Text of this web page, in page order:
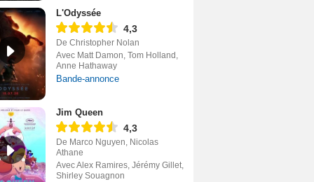
L'Odyssée
4,3
De Christopher Nolan
Avec Matt Damon, Tom Holland,
Anne Hathaway
Bande-annonce
Jim Queen
4,3
De Marco Nguyen, Nicolas
Athane
Avec Alex Ramires, Jérémy Gillet,
Shirley Souagnon